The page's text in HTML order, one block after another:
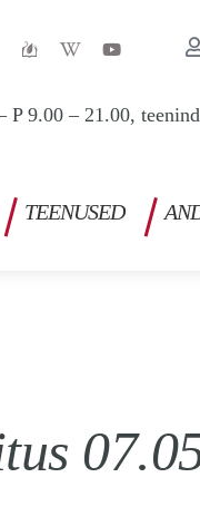
W
i
e
w
Y
o
u
b
P 9.00 – 21.00,
TEENUSED